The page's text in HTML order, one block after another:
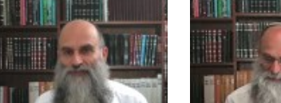
אוכל מביא לידי
יש מצוות אכילה
בתשיעי כאילו
לקחת כדורים
ספר דברים
דוד